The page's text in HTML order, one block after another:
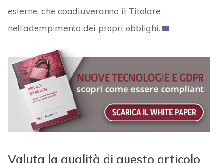
esterne, che coadiuveranno il Titolare
nell’adempimento dei propri obblighi.
Valuta la qualità di questo articolo